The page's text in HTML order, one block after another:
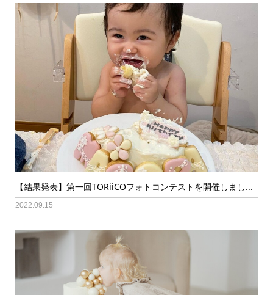
【結果発表】第一回TORiiCOフォトコンテストを開催しまし...
2022.09.15